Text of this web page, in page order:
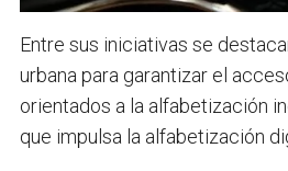
Entre sus iniciativas se
urbana para garantizar el
orientados a la alfabetización
que impulsa la alfabetización